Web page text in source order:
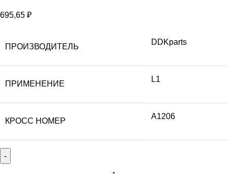
695,65 ₽
ПРОИЗВОДИТЕЛЬ
DDKparts
ПРИМЕНЕНИЕ
L1
КРОСС НОМЕР
A1206